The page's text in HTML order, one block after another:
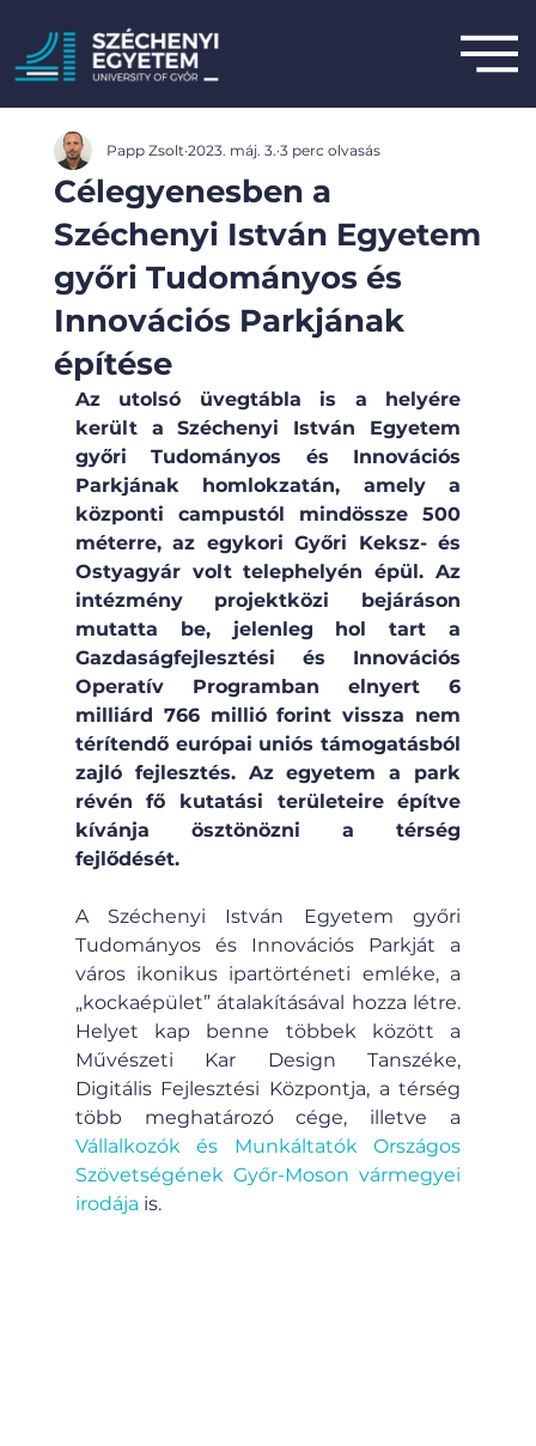
Célegyenesben a
Széchenyi István Egyetem
győri Tudományos és
Innovációs Parkjának
építése
Papp Zsolt 2023. máj. 3. 3 perc olvasás
Az utolsó üvegtábla is a helyére
került a Széchenyi István Egyetem
győri Tudományos és Innovációs
Parkjának homlokzatán, amely a
központi campustól mindössze 500
méterre, az egykori Győri Keksz- és
Ostyagyár volt telephelyén épül. Az
intézmény projektközi bejáráson
mutatta be, jelenleg hol tart a
Gazdaságfejlesztési és Innovációs
Operatív Programban elnyert 6
milliárd 766 millió forint vissza nem
térítendő európai uniós támogatásból
zajló fejlesztés. Az egyetem a park
révén fő kutatási területeire építve
kívánja ösztönözni a térség
fejlődését.
A Széchenyi István Egyetem győri
Tudományos és Innovációs Parkját a
város ikonikus ipartörténeti emléke, a
„kockaépület” átalakításával hozza létre.
Helyet kap benne többek között a
Művészeti Kar Design Tanszéke,
Digitális Fejlesztési Központja, a térség
Vállalkozók és Munkáltatók Országos
Szövetségének Győr-Moson vármegyei
irodája is.